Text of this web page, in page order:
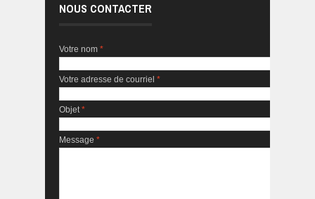
NOUS CONTACTER
Votre nom *
Votre adresse de courriel *
Objet*
Message *